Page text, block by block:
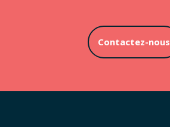
Contactez-nous